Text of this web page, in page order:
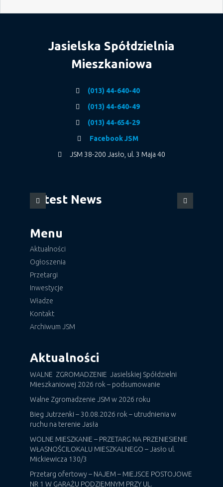
Jasielska Spółdzielnia
Mieszkaniowa
(013) 44-640-40
(013) 44-640-49
(013) 44-654-29
Facebook JSM
JSM 38-200 Jasło, ul. 3 Maja 40
Latest News
Menu
Aktualności
Ogłoszenia
Przetargi
Inwestycje
Władze
Kontakt
Archiwum JSM
Aktualności
WALNE ZGROMADZENIE Jasielskiej Spółdzielni
Mieszkaniowej 2026 rok – podsumowanie
Walne Zgromadzenie JSM w 2026 roku
Bieg Jutrzenki – 30.08.2026 rok – utrudnienia w
ruchu na terenie Jasła
WOLNE MIESZKANIE – PRZETARG NA PRZENIESIENIE
WŁASNOŚCILOKALU MIESZKALNEGO – Jasło ul.
Mickiewicza 130/3
Przetarg ofertowy – NAJEM – MIEJSCE POSTOJOWE
NR 1 W GARAŻU PODZIEMNYM PRZY UL.